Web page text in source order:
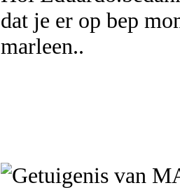
dat je er op bep
marleen..